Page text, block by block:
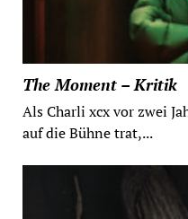
The Moment – Kritik
Als Charli xcx vor zwei
auf die Bühne trat,...